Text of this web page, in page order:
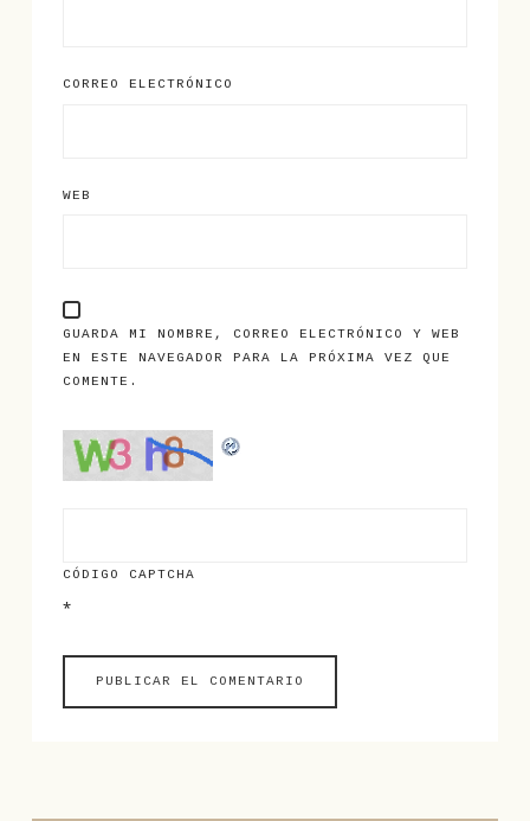
CORREO ELECTRÓNICO
WEB
GUARDA MI NOMBRE, CORREO ELECTRÓNICO Y WEB
EN ESTE NAVEGADOR PARA LA PRÓXIMA VEZ QUE
COMENTE.
CÓDIGO CAPTCHA
*